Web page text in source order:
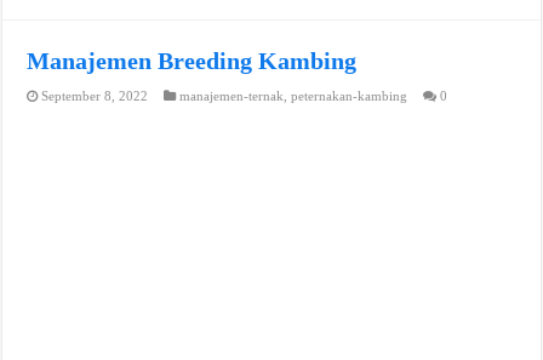
Manajemen Breeding Kambing
September 8, 2022 manajemen-ternak ,peternakan-kambing 0